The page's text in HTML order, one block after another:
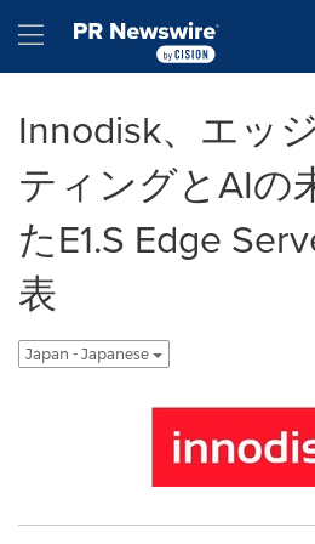
Hamburger menu
Innodisk、エッ
ティングとAIの
たE1.S Edge
表
Japan - Japanese